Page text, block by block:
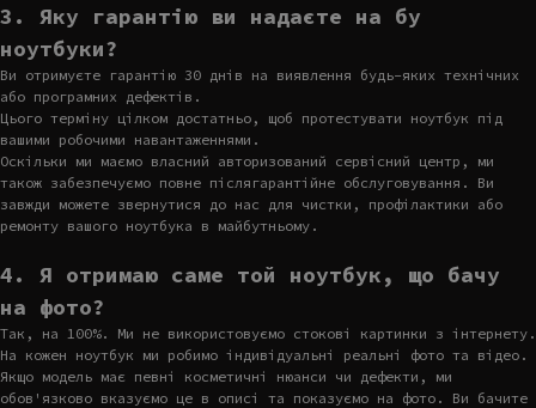
3. Яку гарантію ви надаєте на бу
ноутбуки?
Ви отримуєте гарантію 30 днів на виявлення будь-яких технічних
або програмних дефектів.
Цього терміну цілком достатньо, щоб протестувати ноутбук під
вашими робочими навантаженнями.
Оскільки ми маємо власний авторизований сервісний центр, ми
також забезпечуємо повне післягарантійне обслуговування. Ви
завжди можете звернутися до нас для чистки, профілактики або
ремонту вашого ноутбука в майбутньому.
4. Я отримаю саме той ноутбук, що бачу
на фото?
Так, на 100%. Ми не використовуємо стокові картинки з інтернету.
На кожен ноутбук ми робимо індивідуальні реальні фото та відео.
Якщо модель має певні косметичні нюанси чи дефекти, ми
обов'язково вказуємо це в описі та показуємо на фото. Ви бачите